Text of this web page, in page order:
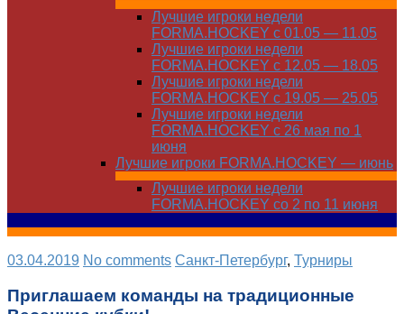
Лучшие игроки недели
FORMA.HOCKEY с 01.05 — 11.05
Лучшие игроки недели
FORMA.HOCKEY с 12.05 — 18.05
Лучшие игроки недели
FORMA.HOCKEY с 19.05 — 25.05
Лучшие игроки недели
FORMA.HOCKEY с 26 мая по 1
июня
Лучшие игроки FORMA.HOCKEY — июнь
Лучшие игроки недели
FORMA.HOCKEY со 2 по 11 июня
03.04.2019 No comments Санкт-Петербург, Турниры
Приглашаем команды на традиционные